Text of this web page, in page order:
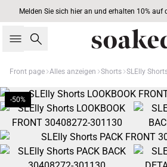
Melden Sie sich hier an und erhalten 10% auf
Suche
Front page Alles anzeigen Shorts SLElly
-50%